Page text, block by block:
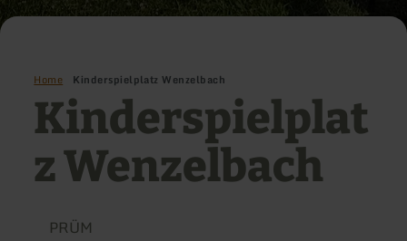
Home Kinderspielplatz Wenzelbach
Kinderspielplat
z Wenzelbach
PRÜM